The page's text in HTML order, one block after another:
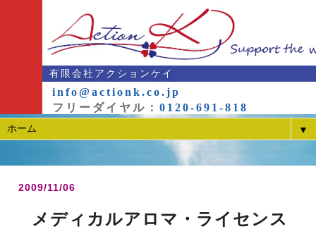
有限会社アクションケイ
info@actionk.co.jp
フリーダイヤル： 0120-691-818
▼
2009/11/06
メディカルアロマ・ライセンス